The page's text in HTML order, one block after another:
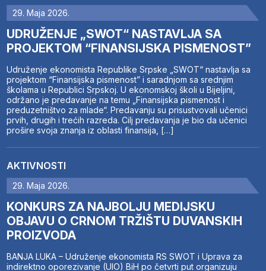
29. Maja 2026.
UDRUŽENJE „SWOT“ NASTAVLJA SA
PROJEKTOM “FINANSIJSKA PISMENOST”
Udruženje ekonomista Republike Srpske „SWOT“ nastavlja sa
projektom “Finansijska pismenost” i saradnjom sa srednjim
školama u Republici Srpskoj. U ekonomskoj školi u Bijeljini,
održano je predavanje na temu „Finansijska pismenost i
preduzetništvo za mlade“. Predavanju su prisustvovali učenici
prvih, drugih i trećih razreda. Cilj predavanja je bio da učenici
prošire svoja znanja iz oblasti finansija, […]
AKTIVNOSTI
29. Maja 2026.
KONKURS ZA NAJBOLJU MEDIJSKU
OBJAVU O CRNOM TRŽIŠTU DUVANSKIH
PROIZVODA
BANJA LUKA – Udruženje ekonomista RS SWOT i Uprava za
indirektno oporezivanje (UIO) BiH po četvrti put organizuju